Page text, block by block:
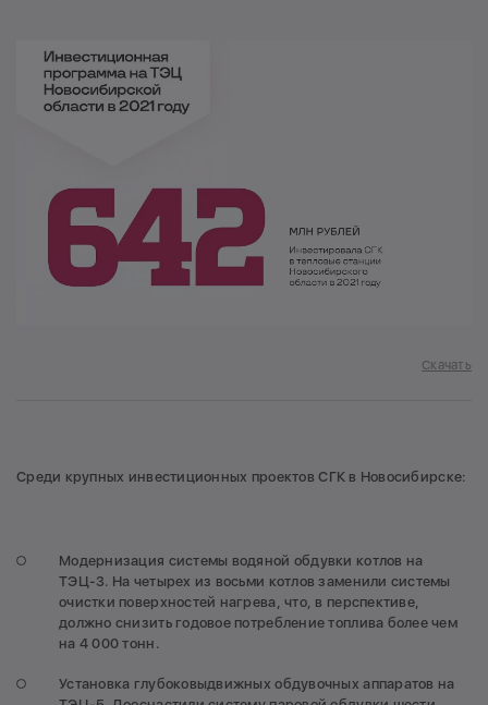
Скачать
Среди крупных инвестиционных проектов СГК в Новосибирске:
Модернизация системы водяной обдувки котлов на
ТЭЦ-3. На четырех из восьми котлов заменили системы
очистки поверхностей нагрева, что, в перспективе,
должно снизить годовое потребление топлива более чем
на 4 000 тонн.
Установка глубоковыдвижных обдувочных аппаратов на